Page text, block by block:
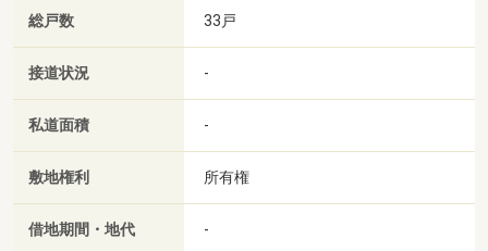
総戸数 33戸
接道状況 -
私道面積 -
敷地権利 所有権
借地期間・地代 -